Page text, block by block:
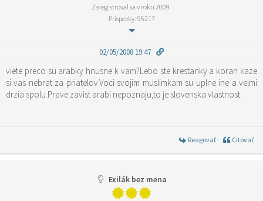
Zaregistroval sa v roku 2009
Príspevky: 95217
02/05/2008 19:47
viete preco su arabky hnusne k vam?Lebo ste krestanky a koran kaze
si vas nebrat za priatelov.Voci svojim muslimkam su uplne ine a velmi
drzia spolu.Prave zavist arabi nepoznaju,to je slovenska vlastnost
Reagovať Citovať
Exilák bez mena